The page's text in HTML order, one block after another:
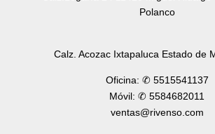
Polanco
Calz. Acozac Ixtapaluca Estado de
Oficina: ✆ 5515541137
Móvil: ✆ 5584682011
ventas@rivenso.com